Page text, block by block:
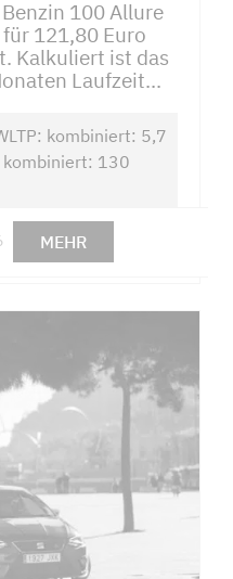
100 Allure
121,80 Euro
Kalkuliert ist das
Laufzeit...
kombiniert: 5,7
kombiniert: 130
MEHR